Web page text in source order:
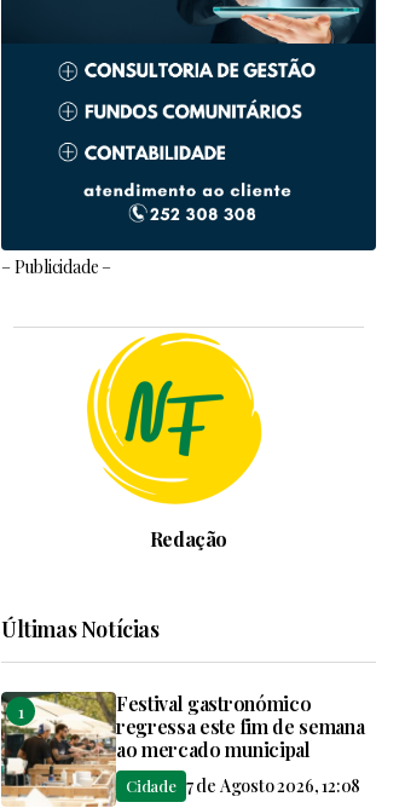
– Publicidade –
Redação
Últimas Notícias
Festival gastronómico
regressa este fim de semana
ao mercado municipal
Cidade 7 de Agosto 2026, 12:08